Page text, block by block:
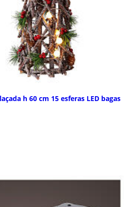
h 60 cm 15 esferas LED bagas